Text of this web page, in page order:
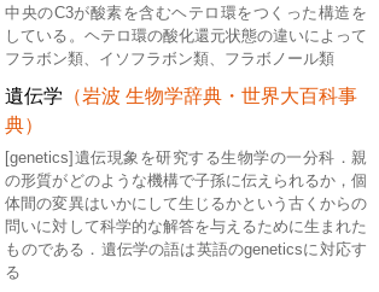
中央のC3が酸素を含むヘテロ環をつくった構造を
している。ヘテロ環の酸化還元状態の違いによって
フラボン類、イソフラボン類、フラボノール類
遺伝学 （岩波 生物学辞典・世界大百科事
典）
[genetics]遺伝現象を研究する生物学の一分科．親
の形質がどのような機構で子孫に伝えられるか，個
体間の変異はいかにして生じるかという古くからの
問いに対して科学的な解答を与えるために生まれた
ものである．遺伝学の語は英語のgeneticsに対応す
る